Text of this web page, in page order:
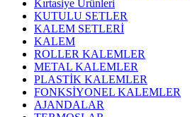
Kırtasiye Ürünleri
KUTULU SETLER
KALEM SETLERİ
KALEM
ROLLER KALEMLER
METAL KALEMLER
PLASTİK KALEMLER
FONKSİYONEL KALEMLER
AJANDALAR